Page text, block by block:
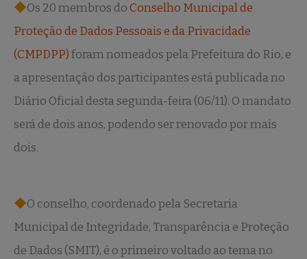
Os 20 membros doConselho Municipal de
Proteção de Dados Pessoais e da Privacidade
(CMPDPP)foram nomeados pela Prefeitura do Rio, e
a apresentação dos participantes está publicada no
Diário Oficial desta segunda-feira (06/11). O mandato
será de dois anos, podendo ser renovado por mais
dois.
O conselho, coordenado pela Secretaria
Municipal de Integridade, Transparência e Proteção
de Dados (SMIT), é o primeiro voltado ao tema no